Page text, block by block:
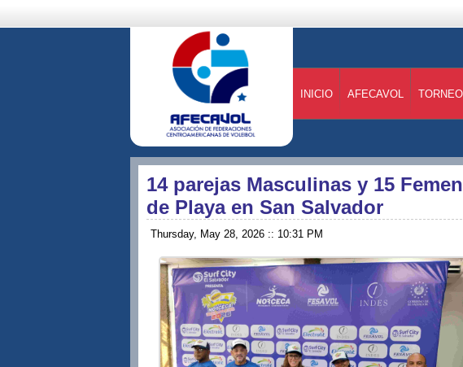
INICIO AFECAVOL
14 parejas Masculinas y 15
de Playa en San Salvador
Thursday, May 28, 2026 :: 10:31 PM